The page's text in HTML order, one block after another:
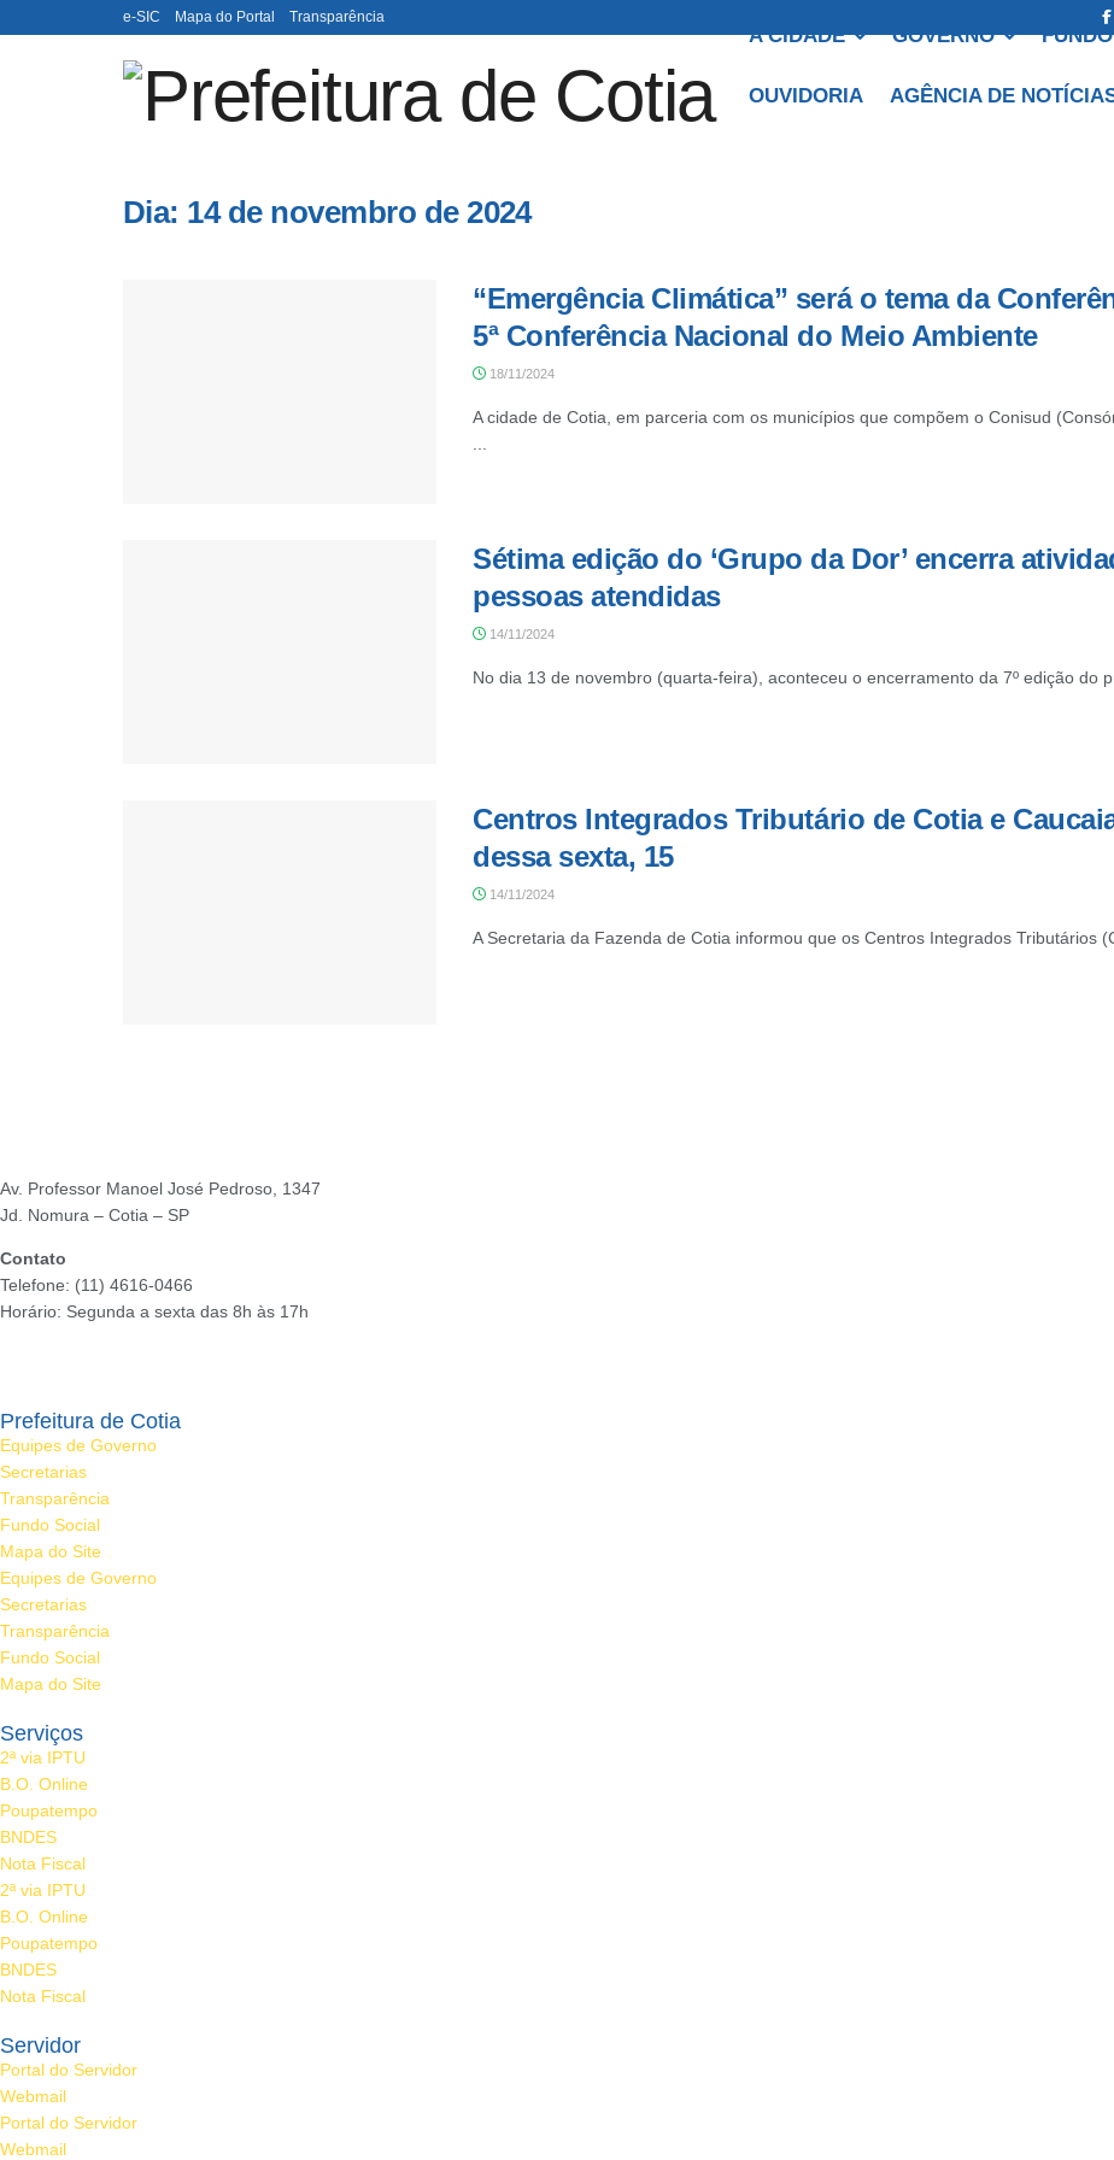
e-SIC Mapa do Portal Transparência
A CIDADE GOVERNO
OUVIDORIA AGÊNCIA DE
Dia: 14 de novembro de 2024
“Emergência Climática” será o tema da
5ª Conferência Nacional do Meio Ambiente
18/11/2024
A cidade de Cotia, em parceria com os municípios que compõem o Conisud
Sétima edição do ‘Grupo da Dor’ encerra
pessoas atendidas
14/11/2024
No dia 13 de novembro (quarta-feira), aconteceu o encerramento da 7º edição do
Centros Integrados Tributário de Cotia e
dessa sexta, 15
14/11/2024
A Secretaria da Fazenda de Cotia informou que os Centros Integrados Tributários
Av. Professor Manoel José Pedroso, 1347
Jd. Nomura – Cotia – SP
Contato
Telefone: (11) 4616-0466
Horário: Segunda a sexta das 8h às 17h
Prefeitura de Cotia
Equipes de Governo
Secretarias
Transparência
Fundo Social
Mapa do Site
Equipes de Governo
Secretarias
Transparência
Fundo Social
Mapa do Site
Serviços
2ª via IPTU
B.O. Online
Poupatempo
BNDES
Nota Fiscal
2ª via IPTU
B.O. Online
Poupatempo
BNDES
Nota Fiscal
Servidor
Portal do Servidor
Webmail
Portal do Servidor
Webmail